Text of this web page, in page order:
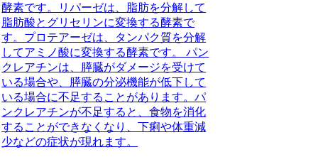
酵素です。リパーゼは、脂肪を分解して
脂肪酸とグリセリンに変換する酵素で
す。プロテアーゼは、タンパク質を分解
してアミノ酸に変換する酵素です。 パン
クレアチンは、膵臓がダメージを受けて
いる場合や、膵臓の分泌機能が低下して
いる場合に不足することがあります。パ
ンクレアチンが不足すると、食物を消化
することができなくなり、下痢や体重減
少などの症状が現れます。